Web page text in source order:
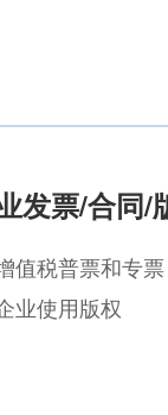
发票/合同/
值税普票和专
业使用版权